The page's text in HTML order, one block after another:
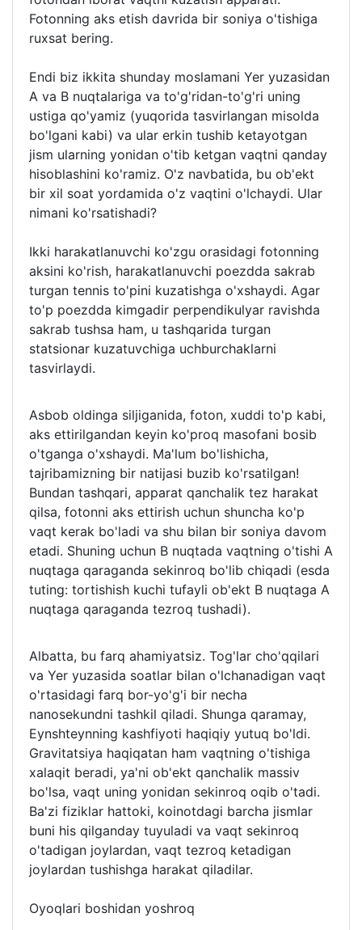
Fotonning aks etish davrida bir soniya o'tishiga
ruxsat bering.
Endi biz ikkita shunday moslamani Yer yuzasidan
A va B nuqtalariga va to'g'ridan-to'g'ri uning
ustiga qo'yamiz (yuqorida tasvirlangan misolda
bo'lgani kabi) va ular erkin tushib ketayotgan
jism ularning yonidan o'tib ketgan vaqtni qanday
hisoblashini ko'ramiz. O'z navbatida, bu ob'ekt
bir xil soat yordamida o'z vaqtini o'lchaydi. Ular
nimani ko'rsatishadi?
Ikki harakatlanuvchi ko'zgu orasidagi fotonning
aksini ko'rish, harakatlanuvchi poezdda sakrab
turgan tennis to'pini kuzatishga o'xshaydi. Agar
to'p poezdda kimgadir perpendikulyar ravishda
sakrab tushsa ham, u tashqarida turgan
statsionar kuzatuvchiga uchburchaklarni
tasvirlaydi.
Asbob oldinga siljiganida, foton, xuddi to'p kabi,
aks ettirilgandan keyin ko'proq masofani bosib
o'tganga o'xshaydi. Ma'lum bo'lishicha,
tajribamizning bir natijasi buzib ko'rsatilgan!
Bundan tashqari, apparat qanchalik tez harakat
qilsa, fotonni aks ettirish uchun shuncha ko'p
vaqt kerak bo'ladi va shu bilan bir soniya davom
etadi. Shuning uchun B nuqtada vaqtning o'tishi A
nuqtaga qaraganda sekinroq bo'lib chiqadi (esda
tuting: tortishish kuchi tufayli ob'ekt B nuqtaga A
nuqtaga qaraganda tezroq tushadi).
Albatta, bu farq ahamiyatsiz. Tog'lar cho'qqilari
va Yer yuzasida soatlar bilan o'lchanadigan vaqt
o'rtasidagi farq bor-yo'g'i bir necha
nanosekundni tashkil qiladi. Shunga qaramay,
Eynshteynning kashfiyoti haqiqiy yutuq bo'ldi.
Gravitatsiya haqiqatan ham vaqtning o'tishiga
xalaqit beradi, ya'ni ob'ekt qanchalik massiv
bo'lsa, vaqt uning yonidan sekinroq oqib o'tadi.
Ba'zi fiziklar hattoki, koinotdagi barcha jismlar
buni his qilganday tuyuladi va vaqt sekinroq
o'tadigan joylardan, vaqt tezroq ketadigan
joylardan tushishga harakat qiladilar.
Oyoqlari boshidan yoshroq